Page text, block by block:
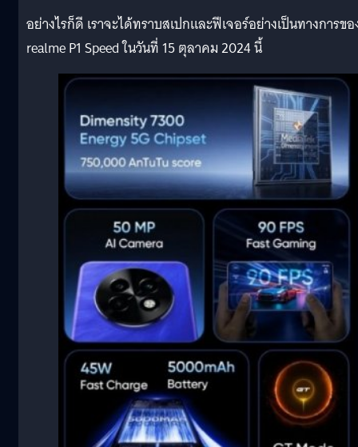
อย่างไรก็ดี เราจะได้ทราบสเปกและฟีเจอร์อย่างเป็นทางการข
realme P1 Speed ในวันที่ 15 ตุลาคม 2024 นี้